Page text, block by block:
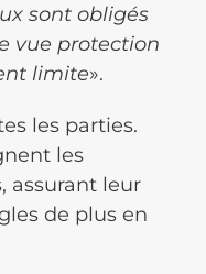
sont obligés
vue protection
limite».
les parties.
les
assurant leur
de plus en